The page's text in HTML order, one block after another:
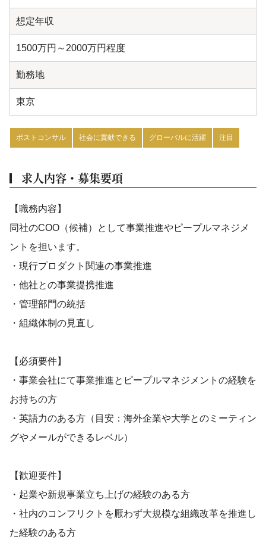
想定年収
1500万円～2000万円程度
勤務地
東京
ポストコンサル 社会に貢献できる グローバルに活躍 注目
求人内容・募集要項
【職務内容】
同社のCOO（候補）として事業推進やピープルマネジメ
ントを担います。
・現行プロダクト関連の事業推進
・他社との事業提携推進
・管理部門の統括
・組織体制の見直し
【必須要件】
・事業会社にて事業推進とピープルマネジメントの経験を
お持ちの方
・英語力のある方（目安：海外企業や大学とのミーティン
グやメールができるレベル）
【歓迎要件】
・起業や新規事業立ち上げの経験のある方
・社内のコンフリクトを厭わず大規模な組織改革を推進し
た経験のある方